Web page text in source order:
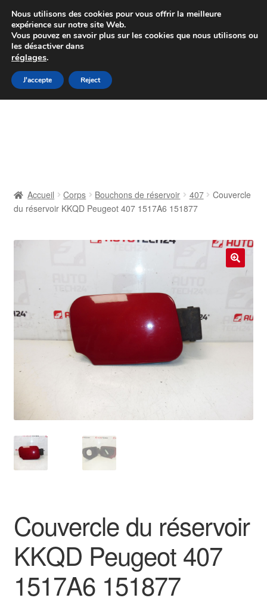
Colissimo livraison à partir de 7 EUR
Du lundi au vendredi de 9 h à 16 h
Aller
à
Aller
au
Contact
Livraison
Paiements
Panier
Politique de confidentialité
Procédure de Réclamation
Accueil Corps Bouchons de réservoir 407
Couvercle
du réservoir KKQD Peugeot 407 1517A6 151877
Couvercle du réservoir
KKQD Peugeot 407
1517A6 151877
Nous utilisons des cookies pour vous offrir la meilleure
expérience sur notre site Web.
Vous pouvez en savoir plus sur les cookies que nous utilisons ou
les désactiver dans
réglages.
J'accepte Reject